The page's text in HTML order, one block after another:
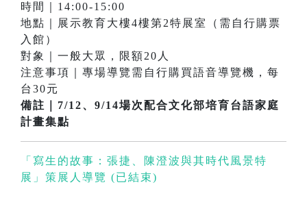
時間｜14:00-15:00
地點｜展示教育大樓4樓第2特展室（需自行購票
入館）
對象｜一般大眾，限額20人
注意事項｜專場導覽需自行購買語音導覽機，每
台30元
備註｜7/12、9/14場次配合文化部培育台語家庭
計畫集點
「寫生的故事：張捷、陳澄波與其時代風景特
展」策展人導覽 (已結束)